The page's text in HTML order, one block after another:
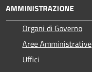
AMMINISTRAZIONE
Organi di Governo
Aree Amministrative
Uffici